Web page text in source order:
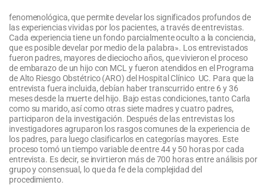
fenomenológica, que permite develar los significados profundos de
las experiencias vividas por los pacientes, a través de entrevistas.
Cada experiencia tiene un fondo parcialmente oculto a la conciencia,
que es posible develar por medio de la palabra». Los entrevistados
fueron padres, mayores de dieciocho años, que vivieron el proceso
de embarazo de un hijo con MCL y fueron atendidos en el Programa
de Alto Riesgo Obstétrico (ARO) del Hospital Clínico UC. Para que la
entrevista fuera incluida, debían haber transcurrido entre 6 y 36
meses desde la muerte del hijo. Bajo estas condiciones, tanto Carla
como su marido, así como otras siete madres y cuatro padres,
participaron de la investigación. Después de las entrevistas los
investigadores agruparon los rasgos comunes de la experiencia de
los padres, para luego clasificarlos en categorías mayores. Este
proceso tomó un tiempo variable de entre 44 y 50 horas por cada
entrevista. Es decir, se invirtieron más de 700 horas entre análisis por
grupo y consensual, lo que da fe de la complejidad del
procedimiento.